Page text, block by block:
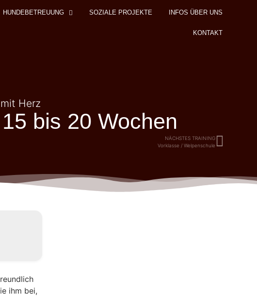
HUNDEBETREUUNG SOZIALE PROJEKTE INFOS ÜBER UNS
KONTAKT
Herz
bis 20 Wochen
NÄCHSTES TRAINING
Vorklasse / Welpenschule
ihm bei,